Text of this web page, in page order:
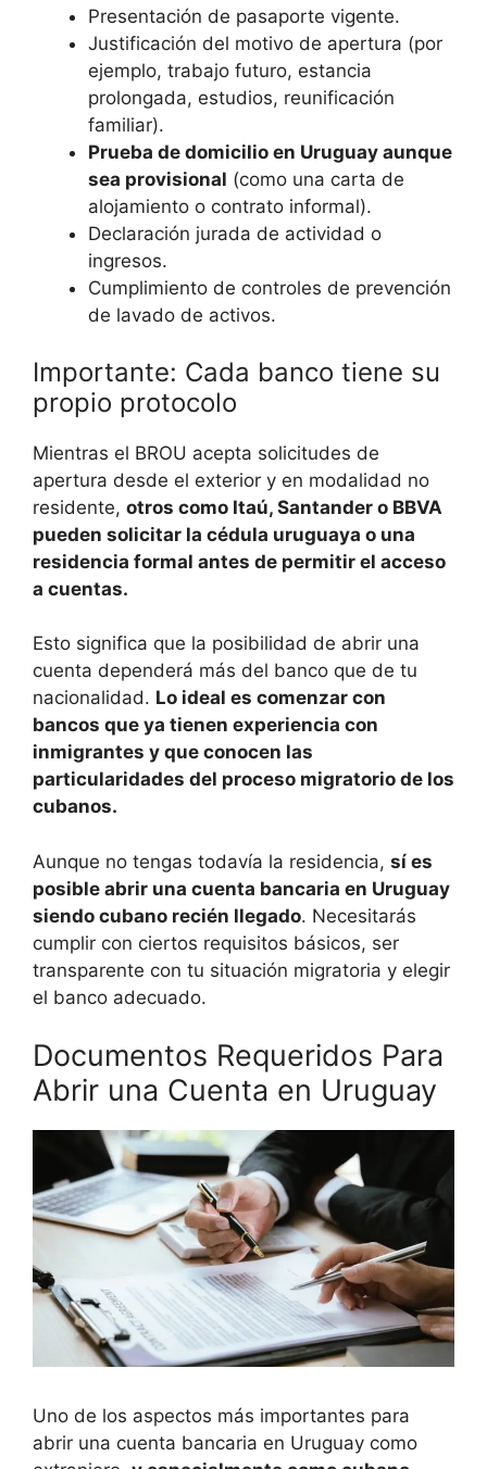
Presentación de pasaporte vigente.
Justificación del motivo de apertura (por
ejemplo, trabajo futuro, estancia
prolongada, estudios, reunificación
familiar).
Prueba de domicilio en Uruguay aunque
sea provisional (como una carta de
alojamiento o contrato informal).
Declaración jurada de actividad o
ingresos.
Cumplimiento de controles de prevención
de lavado de activos.
Importante: Cada banco tiene su
propio protocolo
Mientras el BROU acepta solicitudes de
apertura desde el exterior y en modalidad no
residente, otros como Itaú, Santander o BBVA
pueden solicitar la cédula uruguaya o una
residencia formal antes de permitir el acceso
a cuentas.
Esto significa que la posibilidad de abrir una
cuenta dependerá más del banco que de tu
nacionalidad. Lo ideal es comenzar con
bancos que ya tienen experiencia con
inmigrantes y que conocen las
particularidades del proceso migratorio de los
cubanos.
Aunque no tengas todavía la residencia, sí es
posible abrir una cuenta bancaria en Uruguay
siendo cubano recién llegado. Necesitarás
cumplir con ciertos requisitos básicos, ser
transparente con tu situación migratoria y elegir
el banco adecuado.
Documentos Requeridos Para
Abrir una Cuenta en Uruguay
Uno de los aspectos más importantes para
abrir una cuenta bancaria en Uruguay como